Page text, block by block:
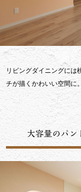
リビングダイニングには
チが描くかわいい空間に。
大容量のパン